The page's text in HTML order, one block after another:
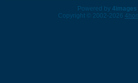
Powered by 4images
Copyright © 2002-2026